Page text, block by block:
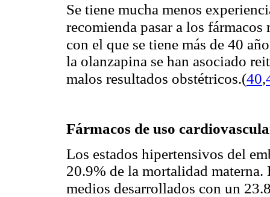
Se tiene mucha menos
recomienda pasar a los
con el que se tiene más de 40
la olanzapina se han asociado
malos resultados obstétricos.(40,
Fármacos de uso
Los estados hipertensivos del
20.9% de la mortalidad
medios desarrollados con un